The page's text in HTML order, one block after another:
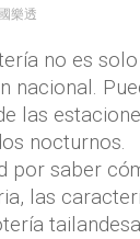
樂透
no es
nacional.
las
nocturnos.
por saber
las